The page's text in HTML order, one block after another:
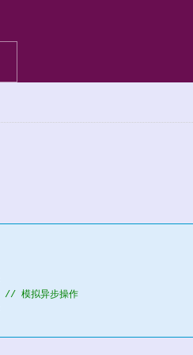
// 模拟异步操作